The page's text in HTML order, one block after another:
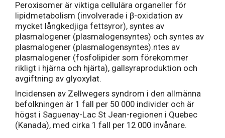
Peroxisomer är viktiga cellulära organeller för
lipidmetabolism (involverade i β-oxidation av
mycket långkedjiga fettsyror), syntes av
plasmalogener (plasmalogensyntes) och syntes av
plasmalogener (plasmalogensyntes).ntes av
plasmalogener (fosfolipider som förekommer
rikligt i hjärna och hjärta), gallsyraproduktion och
avgiftning av glyoxylat.
Incidensen av Zellwegers syndrom i den allmänna
befolkningen är 1 fall per 50 000 individer och är
högst i Saguenay-Lac St Jean-regionen i Quebec
(Kanada), med cirka 1 fall per 12 000 invånare.